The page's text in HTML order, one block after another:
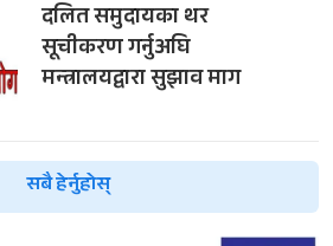
दलित समुदायका थर
सूचीकरण गर्नुअघि
मन्त्रालयद्वारा सुझाव माग
सबै हेर्नुहोस्